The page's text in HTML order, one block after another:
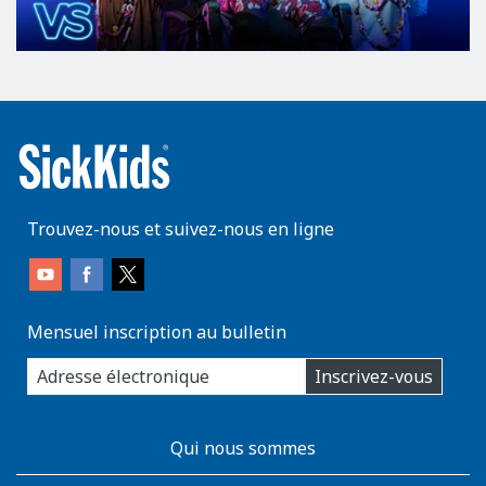
Trouvez-nous et suivez-nous en ligne
Mensuel inscription au bulletin
enter
you
email
Inscrivez-vous
AboutKidsHealthQui nous sommes